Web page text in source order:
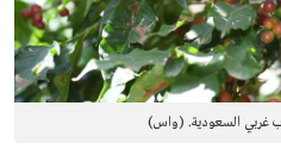
غربي السعودية. (واس)